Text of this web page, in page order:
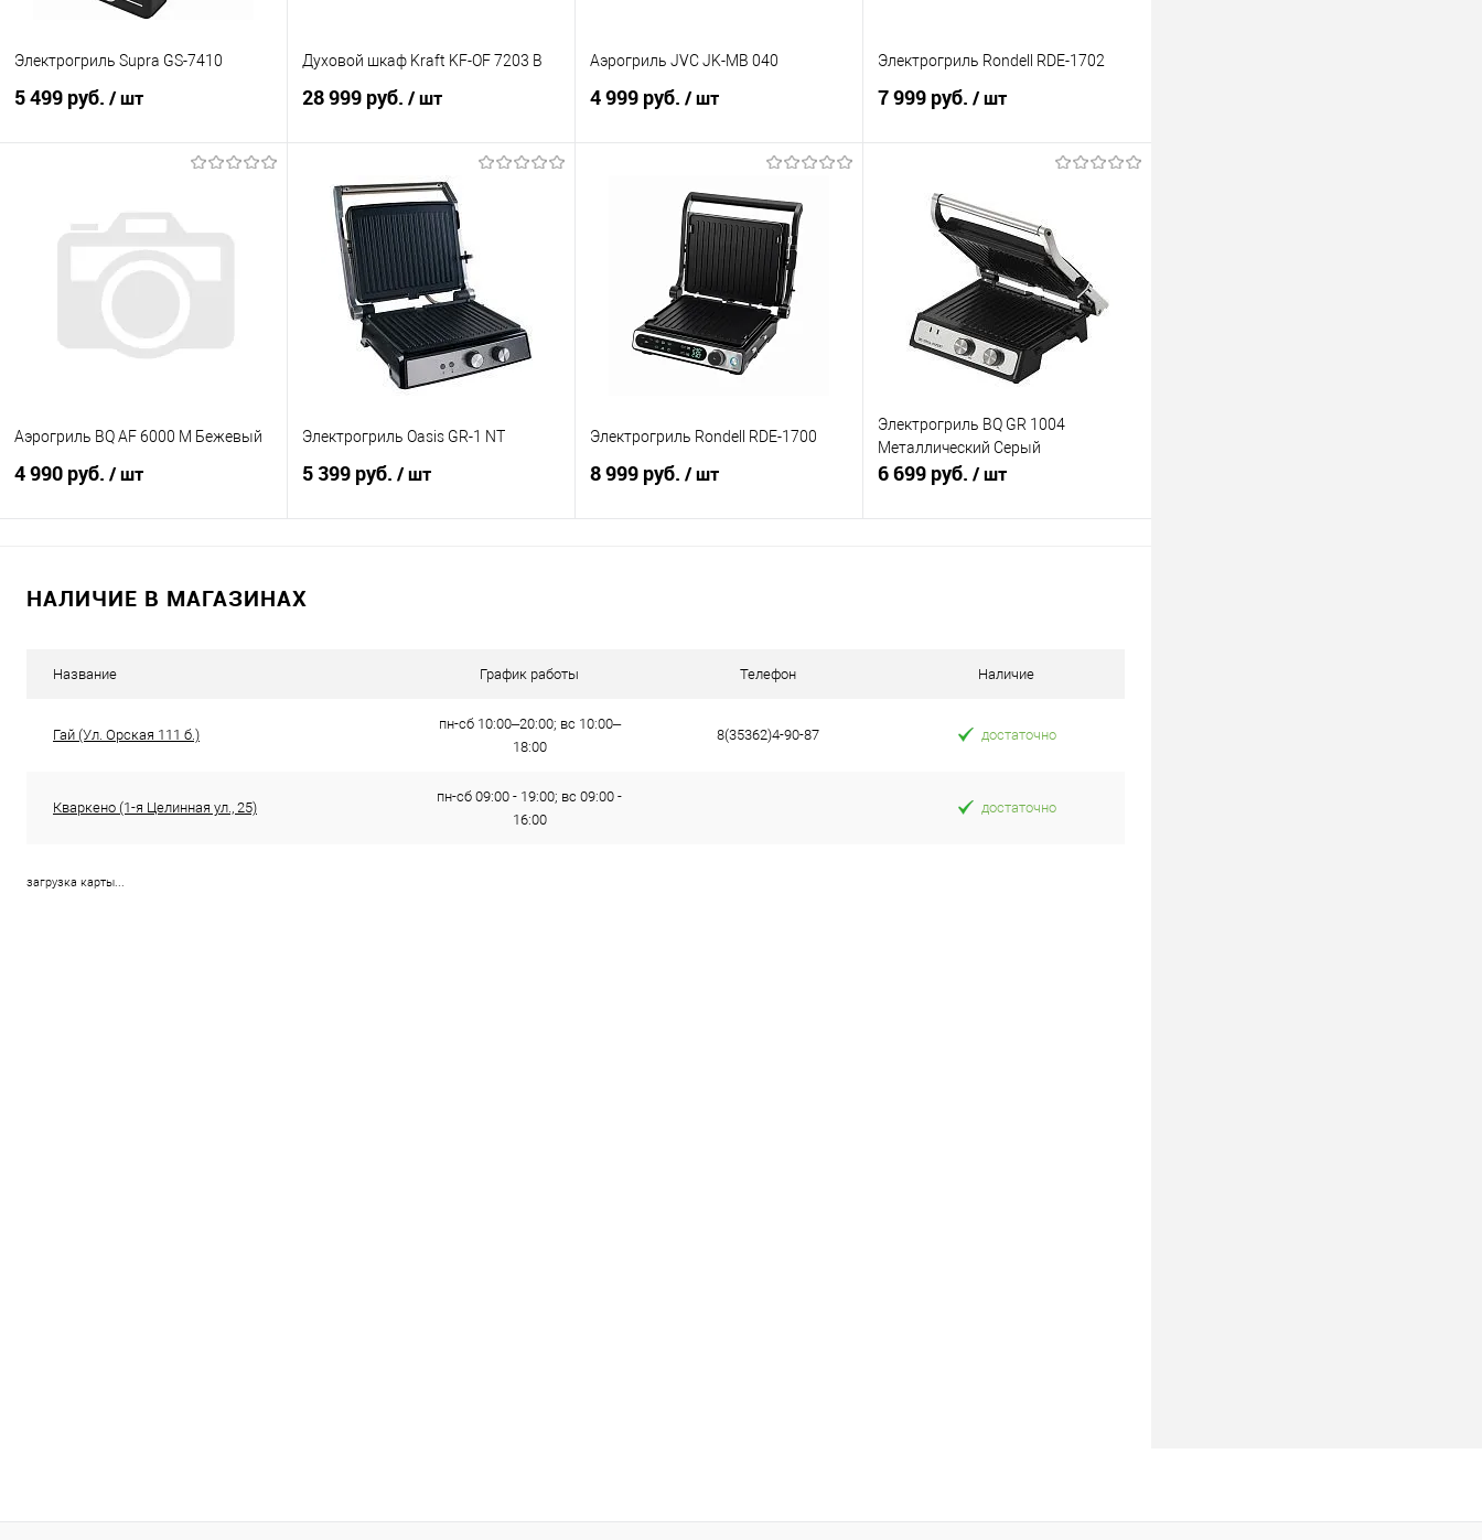
Электрогриль Supra GS-7410
5 499 руб. / шт
Купить в 1 клик
К сравнению
В избранное
В наличии
Духовой шкаф Kraft KF-OF 7203 B
28 999 руб. / шт
В корзину
Купить в 1 клик
В избранное
Аэрогриль JVC JK-MB 040
4 999 руб. / шт
Купить в 1 клик
К сравнению
В избранное
В наличии
Электрогриль Rondell RDE-1702
7 999 руб. / шт
Купить в 1 клик
К сравнению
В избранное
В наличии
Аэрогриль BQ AF 6000 M Бежевый
4 990 руб. / шт
Купить в 1 клик
К сравнению
Электрогриль Oasis GR-1 NT
5 399 руб. / шт
Электрогриль Rondell RDE-1700
8 999 руб. / шт
Электрогриль BQ GR 1004
Металлический Серый
6 699 руб. / шт
НАЛИЧИЕ В МАГАЗИНАХ
Название График работы Телефон Наличие
Гай (Ул. Орская 111 б.)
пн-сб 10:00–20:00; вс 10:00–
18:00
8(35362)4-90-87 достаточно
Кваркено (1-я Целинная ул., 25)
пн-сб 09:00 - 19:00; вс 09:00 -
16:00
достаточно
загрузка карты...